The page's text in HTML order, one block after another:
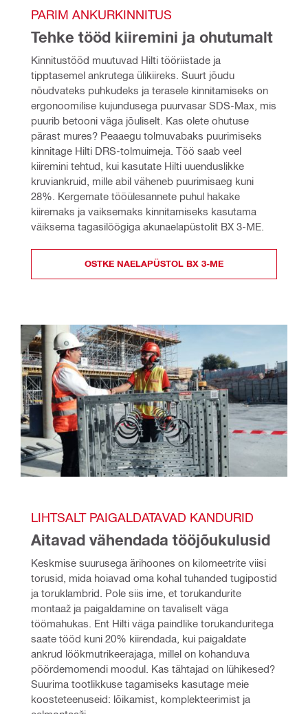
PARIM ANKURKINNITUS
Tehke tööd kiiremini ja ohutumalt
Kinnitustööd muutuvad Hilti tööriistade ja
tipptasemel ankrutega ülikiireks. Suurt jõudu
nõudvateks puhkudeks ja terasele kinnitamiseks on
ergonoomilise kujundusega puurvasar SDS-Max, mis
puurib betooni väga jõuliselt. Kas olete ohutuse
pärast mures? Peaaegu tolmuvabaks puurimiseks
kinnitage Hilti DRS-tolmuimeja. Töö saab veel
kiiremini tehtud, kui kasutate Hilti uuenduslikke
kruviankruid, mille abil väheneb puurimisaeg kuni
28%. Kergemate tööülesannete puhul hakake
kiiremaks ja vaiksemaks kinnitamiseks kasutama
väiksema tagasilöögiga akunaelapüstolit BX 3-ME.
OSTKE NAELAPÜSTOL BX 3-ME
LIHTSALT PAIGALDATAVAD KANDURID
Aitavad vähendada tööjõukulusid
Keskmise suurusega ärihoones on kilomeetrite viisi
torusid, mida hoiavad oma kohal tuhanded tugipostid
ja toruklambrid. Pole siis ime, et torukandurite
montaaž ja paigaldamine on tavaliselt väga
töömahukas. Ent Hilti väga paindlike torukanduritega
saate tööd kuni 20% kiirendada, kui paigaldate
ankrud löökmutrikeerajaga, millel on kohanduva
pöördemomendi moodul. Kas tähtajad on lühikesed?
Suurima tootlikkuse tagamiseks kasutage meie
koosteteenuseid: lõikamist, komplekteerimist ja